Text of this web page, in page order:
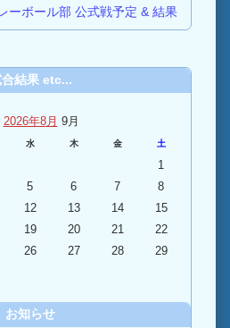
ボール部 公式戦予定 & 結果
結果 etc...
2026年8月 9月
水 木 金 土
1
5 6 7
8
12 13 14
15
19 20 21
22
26 27 28
29
お知らせ